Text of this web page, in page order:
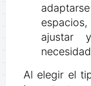
ajustar
Al elegir el